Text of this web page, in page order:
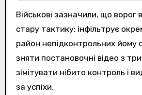
Військові зазначили, що ворог
стару тактику: інфільтрує
район непідконтрольних
зняти постановочні відео з
зімітувати нібито контроль і
за успіхи.